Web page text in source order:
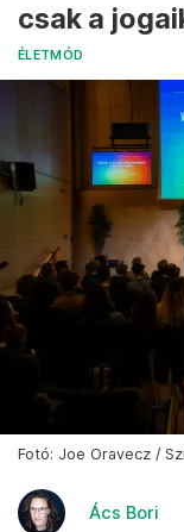
csak a
ÉLETMÓD
Fotó: Joe Oravecz /
Ács Bori